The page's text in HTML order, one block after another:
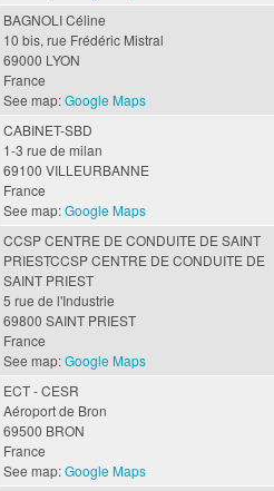
BAGNOLI Céline
10 bis, rue Frédéric Mistral
69000 LYON
France
See map:Google Maps
CABINET-SBD
1-3 rue de milan
69100 VILLEURBANNE
France
See map:Google Maps
CCSP CENTRE DE CONDUITE DE SAINT
PRIESTCCSP CENTRE DE CONDUITE DE
SAINT PRIEST
5 rue de l'Industrie
69800 SAINT PRIEST
France
See map:Google Maps
ECT - CESR
Aéroport de Bron
69500 BRON
France
See map:Google Maps